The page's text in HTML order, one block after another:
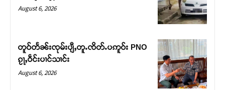
August 6, 2026
တူဝ်တႅၼ်းၸုမ်းပျီႇတူႉၸိတ်ႉပဢူဝ်း PNO
ၵႂႃႇဝဵင်းပၢင်သၢင်း
August 6, 2026